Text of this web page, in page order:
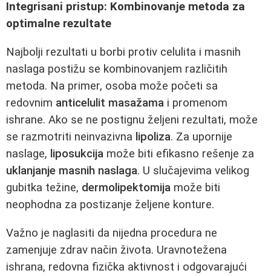
Integrisani pristup: Kombinovanje metoda za
optimalne rezultate
Najbolji rezultati u borbi protiv celulita i masnih
naslaga postižu se kombinovanjem različitih
metoda. Na primer, osoba može početi sa
redovnim anticelulit masažama i promenom
ishrane. Ako se ne postignu željeni rezultati, može
se razmotriti neinvazivna lipoliza. Za upornije
naslage, liposukcija može biti efikasno rešenje za
uklanjanje masnih naslaga. U slučajevima velikog
gubitka težine, dermolipektomija može biti
neophodna za postizanje željene konture.
Važno je naglasiti da nijedna procedura ne
zamenjuje zdrav način života. Uravnotežena
ishrana, redovna fizička aktivnost i odgovarajući